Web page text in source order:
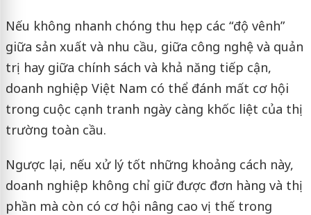
Nếu không nhanh chóng thu hẹp các “độ vênh”
giữa sản xuất và nhu cầu, giữa công nghệ và quản
trị hay giữa chính sách và khả năng tiếp cận,
doanh nghiệp Việt Nam có thể đánh mất cơ hội
trong cuộc cạnh tranh ngày càng khốc liệt của thị
trường toàn cầu.
Ngược lại, nếu xử lý tốt những khoảng cách này,
doanh nghiệp không chỉ giữ được đơn hàng và thị
phần mà còn có cơ hội nâng cao vị thế trong